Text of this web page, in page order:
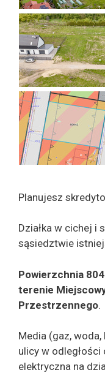
Planujesz
Działka w cichej i
sąsiedztwie
Powierzchnia
terenie
Przestrzennego.
Media (gaz,
ulicy w odległości
elektryczna na